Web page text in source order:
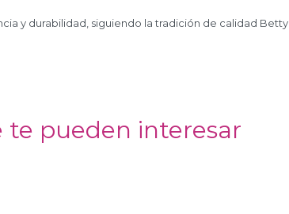
y durabilidad, siguiendo la tradición de calidad Betty
te pueden interesar